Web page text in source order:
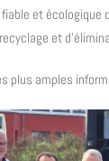
et écologique
et
plus amples